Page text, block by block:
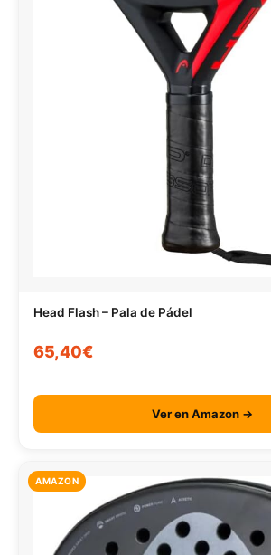
Head Flash – Pala de Pádel
65,40€
Ver en Amazon →
AMAZON